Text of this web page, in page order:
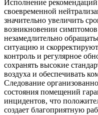
Исполнение
своевременной
значительно увеличить
возникновении
незамедлительно
ситуацию и
контроль и регулярное
сохранять высокие
воздуха и обеспечивать
Следование
состояния помещений
инцидентов, что
создает благоприятную